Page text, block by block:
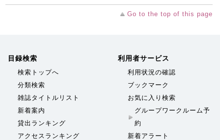
Go to the top of this page
目録検索
検索トップへ
分類検索
雑誌タイトルリスト
新着案内
貸出ランキング
アクセスランキング
利用者サービス
利用状況の確認
ブックマーク
お気に入り検索
グループワークルーム予
約
新着アラート